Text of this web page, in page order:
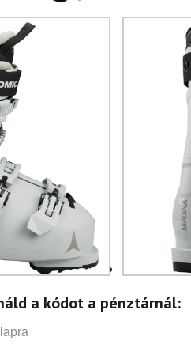
a kódot a pénztárnál: